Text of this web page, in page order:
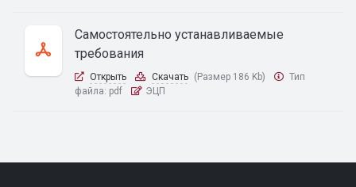
Самостоятельно устанавливаемые
требования
Открыть Скачать (Размер 186 Kb)
Тип
файла: pdf ЭЦП